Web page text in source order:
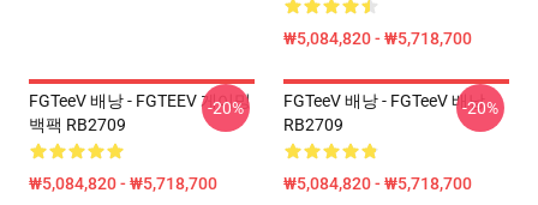
₩5,084,820 - ₩5,718,700
FGTeeV 배낭 - FGTEEV 게이밍
백팩 RB2709
₩5,084,820 - ₩5,718,700
-20%
FGTeeV 배낭 - FGTeeV 배낭
RB2709
₩5,084,820 - ₩5,718,700
-20%